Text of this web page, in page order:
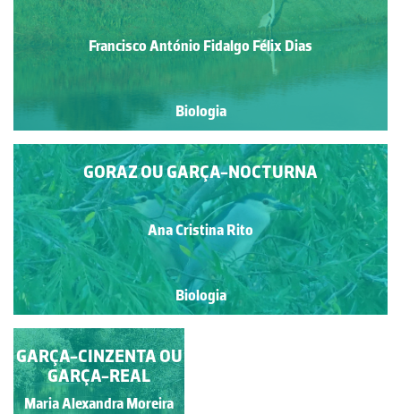
Francisco António Fidalgo Félix Dias
Biologia
GORAZ OU GARÇA-NOCTURNA
Ana Cristina Rito
Biologia
GARÇA-CINZENTA OU
GARÇA-REAL
Maria Alexandra Moreira